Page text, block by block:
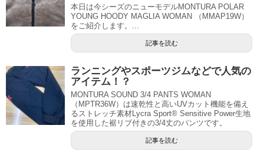
本日は今シーズのニューモデルMONTURA POLAR
YOUNG HOODY MAGLIA WOMAN （MMAP19W）
をご紹介します。...
記事を読む
ランニングやスポーツジムなどで人気の
アイテム！？
MONTURA SOUND 3/4 PANTS WOMAN
（MPTR36W）は速乾性と高いUVカット機能を備え
るストレッチ素材Lycra Sport® Sensitive Power生地
を使用した裾リブ付きの3/4丈のパンツです。
記事を読む